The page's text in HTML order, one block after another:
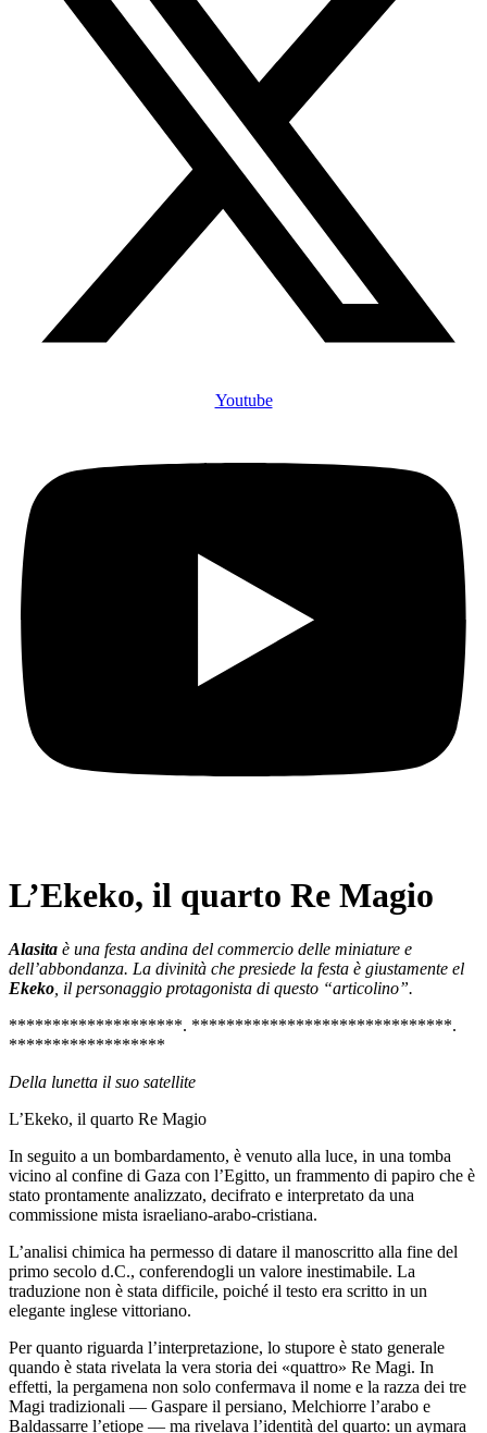
Youtube
L’Ekeko, il quarto Re Magio
Alasita è una festa andina del commercio delle miniature e
dell’abbondanza. La divinità che presiede la festa è giustamente el
Ekeko , il personaggio protagonista di questo “articolino”.
********************. ******************************.
******************
Della lunetta il suo satellite
L’Ekeko, il quarto Re Magio
In seguito a un bombardamento, è venuto alla luce, in una tomba
vicino al confine di Gaza con l’Egitto, un frammento di papiro che è
stato prontamente analizzato, decifrato e interpretato da una
commissione mista israeliano-arabo-cristiana.
L’analisi chimica ha permesso di datare il manoscritto alla fine del
primo secolo d.C., conferendogli un valore inestimabile. La
traduzione non è stata difficile, poiché il testo era scritto in un
elegante inglese vittoriano.
Per quanto riguarda l’interpretazione, lo stupore è stato generale
quando è stata rivelata la vera storia dei «quattro» Re Magi. In
effetti, la pergamena non solo confermava il nome e la razza dei tre
Magi tradizionali — Gaspare il persiano, Melchiorre l’arabo e
Baldassarre l’etiope — ma rivelava l’identità del quarto: un aymara